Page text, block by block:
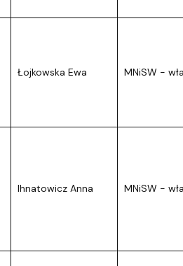
Łojkowska Ewa MNiSW -
Ihnatowicz Anna MNiSW -